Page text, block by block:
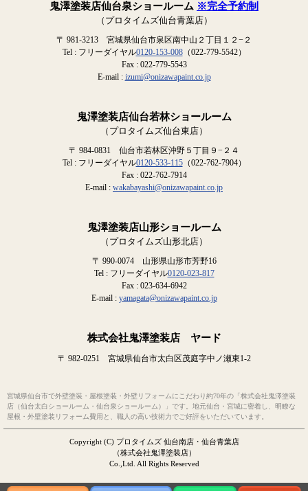
鬼澤塗装店仙台泉ショールーム ※完全予約制
（プロタイムズ仙台青葉店）
〒 981-3213 宮城県仙台市泉区南中山２丁目１２−２
Tel : フリーダイヤル0120-153-008（022-779-5542）
Fax : 022-779-5543
E-mail : izumi@onizawapaint.co.jp
鬼澤塗装店仙台若林ショールーム
（プロタイムズ仙台東店）
〒 984-0831 仙台市若林区沖野５丁目９−２４
Tel : フリーダイヤル0120-533-115（022-762-7904）
Fax : 022-762-7914
E-mail : wakabayashi@onizawapaint.co.jp
鬼澤塗装店山形ショールーム
（プロタイムズ山形北店）
〒 990-0074 山形県山形市芳野16
Tel : フリーダイヤル0120-023-817
Fax : 023-634-6942
E-mail : yamagata@onizawapaint.co.jp
株式会社鬼澤塗装店 ヤード
〒 982-0251 宮城県仙台市太白区茂庭字中ノ瀬東1-2
宮城県仙台市で外壁塗装・屋根塗装・外壁リフォームにこだわり約70年の「株式会社鬼澤塗装
店（仙台太白ショールーム・仙台泉ショールーム）」です。地元仙台・宮城に密着し、明瞭な
屋根・外壁塗装リフォーム費用と、職人の高い技術力でご好評をいただいています。
Copyright (C) プロタイムズ 仙台南店・仙台青葉店
（株式会社鬼澤塗装店）
Co.,Ltd. All Rights Reserved